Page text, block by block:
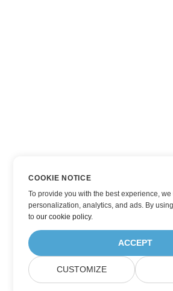
COOKIE NOTICE
To provide you with the best experience,
personalization, analytics, and ads. By
toour cookie policy.
ACCEPT
CUSTOMIZE